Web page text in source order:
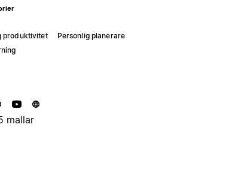
produktivitet
Personlig planerare
mallar